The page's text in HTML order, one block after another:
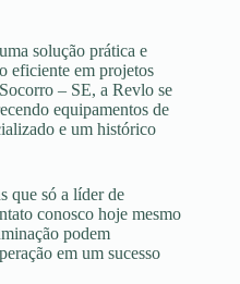
solução prática e
eficiente em projetos
– SE, a Revlo se
equipamentos de
e um histórico
que só a líder de
conosco hoje mesmo
podem
em um sucesso